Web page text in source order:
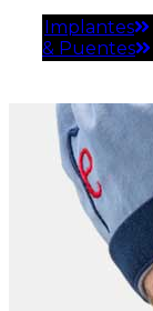
Implantes
& Puentes